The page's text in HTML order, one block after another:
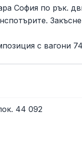
София по рък.
с вагони
44 092